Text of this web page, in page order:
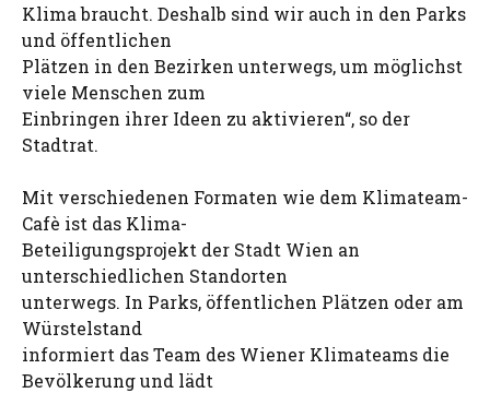
Klima braucht. Deshalb sind wir auch in den Parks
und öffentlichen
Plätzen in den Bezirken unterwegs, um möglichst
viele Menschen zum
Einbringen ihrer Ideen zu aktivieren“, so der
Stadtrat.
Mit verschiedenen Formaten wie dem Klimateam-
Cafè ist das Klima-
Beteiligungsprojekt der Stadt Wien an
unterschiedlichen Standorten
unterwegs. In Parks, öffentlichen Plätzen oder am
Würstelstand
informiert das Team des Wiener Klimateams die
Bevölkerung und lädt